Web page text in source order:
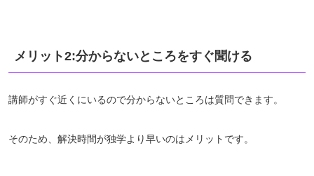
メリット2:分からないところをすぐ聞ける
講師がすぐ近くにいるので分からないところは質問できます。
そのため、解決時間が独学より早いのはメリットです。